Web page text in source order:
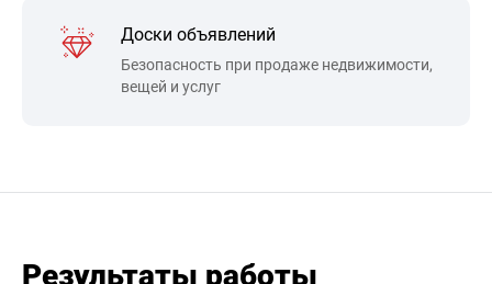
Доски объявлений
Безопасность при продаже недвижимости,
вещей и услуг
Результаты работы